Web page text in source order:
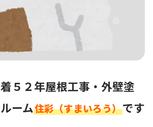
５２年屋根工事・外壁塗
ーム住彩（すまいろう）です